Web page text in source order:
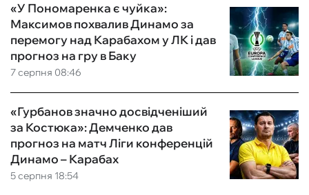
7 серпня 08:46
«У Пономаренка є чуйка»:
Максимов похвалив Динамо за
перемогу над Карабахом у ЛК і дав
прогноз на гру в Баку
5 серпня 18:54
«Гурбанов значно досвідченіший
за Костюка»: Демченко дав
прогноз на матч Ліги конференцій
Динамо – Карабах